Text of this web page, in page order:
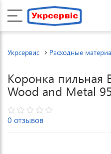
Укрсервис Расходные
Коронка пильная
Wood and Metal
0 отзывов